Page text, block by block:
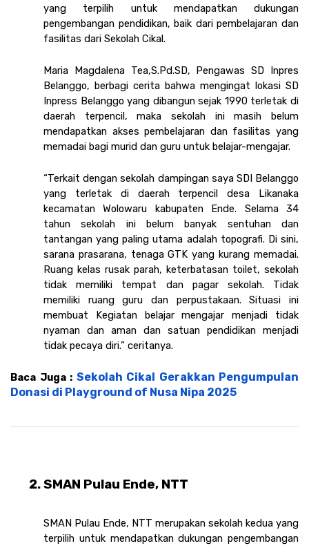
yang terpilih untuk mendapatkan dukungan
pengembangan pendidikan, baik dari pembelajaran dan
fasilitas dari Sekolah Cikal.
Maria Magdalena Tea,S.Pd.SD, Pengawas SD Inpres
Belanggo, berbagi cerita bahwa mengingat lokasi SD
Inpress Belanggo yang dibangun sejak 1990 terletak di
daerah terpencil, maka sekolah ini masih belum
mendapatkan akses pembelajaran dan fasilitas yang
memadai bagi murid dan guru untuk belajar-mengajar.
“Terkait dengan sekolah dampingan saya SDI Belanggo
yang terletak di daerah terpencil desa Likanaka
kecamatan Wolowaru kabupaten Ende. Selama 34
tahun sekolah ini belum banyak sentuhan dan
tantangan yang paling utama adalah topografi. Di sini,
sarana prasarana, tenaga GTK yang kurang memadai.
Ruang kelas rusak parah, keterbatasan toilet, sekolah
tidak memiliki tempat dan pagar sekolah. Tidak
memiliki ruang guru dan perpustakaan. Situasi ini
membuat Kegiatan belajar mengajar menjadi tidak
nyaman dan aman dan satuan pendidikan menjadi
tidak pecaya diri.” ceritanya.
Baca Juga : Sekolah Cikal Gerakkan Pengumpulan
Donasi di Playground of Nusa Nipa 2025
SMAN Pulau Ende, NTT
SMAN Pulau Ende, NTT merupakan sekolah kedua yang
terpilih untuk mendapatkan dukungan pengembangan